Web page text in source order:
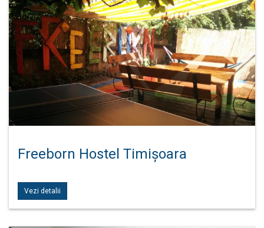
Freeborn Hostel Timișoara
Vezi detalii